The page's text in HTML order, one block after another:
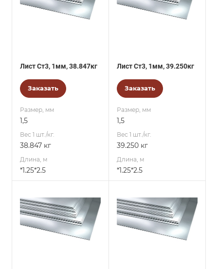
Лист Ст3, 1мм, 38.847кг
Заказать
Размер, мм
1,5
Вес 1 шт./кг.
38.847 кг
Длина, м
*1.25*2.5
Лист Ст3, 1мм, 39.250кг
Заказать
Размер, мм
1,5
Вес 1 шт./кг.
39.250 кг
Длина, м
*1.25*2.5